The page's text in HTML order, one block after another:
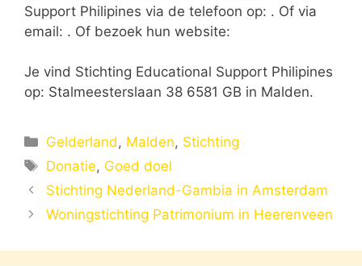
Support Philipines via de telefoon op: . Of via
email: . Of bezoek hun website:
Je vind Stichting Educational Support Philipines
op: Stalmeesterslaan 38 6581 GB in Malden.
Categorieën
Gelderland, Malden, Stichting
Tags
Donatie, Goed doel
Stichting Nederland-Gambia in Amsterdam
Woningstichting Patrimonium in Heerenveen